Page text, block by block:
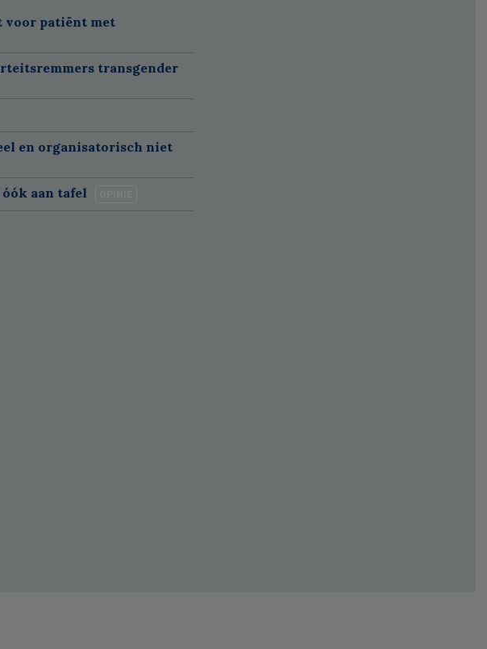
voor patiënt met
transgender
en organisatorisch niet
aan tafel